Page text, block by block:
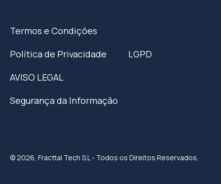
Termos e Condições
Política de Privacidade
LGPD
AVISO LEGAL
Segurança da Informação
© 2026, Fracttal Tech S.L - Todos os Direitos Reservados.